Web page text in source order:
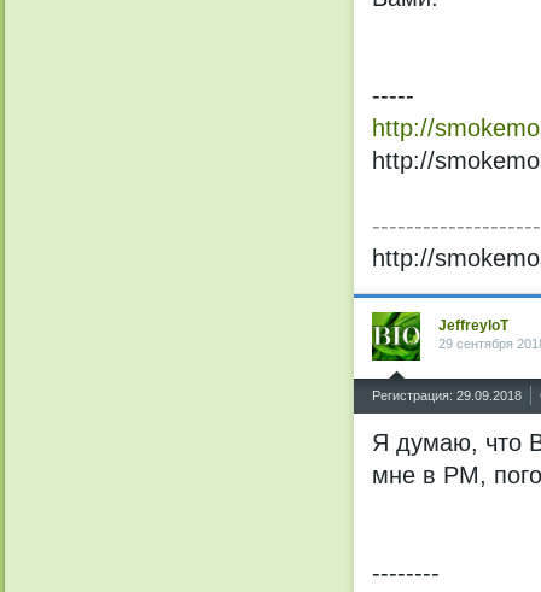
-----
http://
http://
--------------------
http://
JeffreyloT
29 сентября
Регистрация: 29.09.2018
Я думаю, что
мне в PM,
--------